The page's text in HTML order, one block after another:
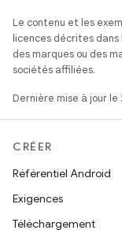
Le contenu et les
licences décrites dans
des marques ou des
sociétés affiliées.
Dernière mise à jour
CRÉER
Référentiel Android
Exigences
Téléchargement